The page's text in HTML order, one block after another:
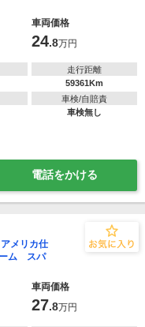
車両価格
24.8万円
走行距離
59361Km
車検/自賠責
車検無し
電話をかける
メリカ仕
ム スパ
車両価格
27.8万円